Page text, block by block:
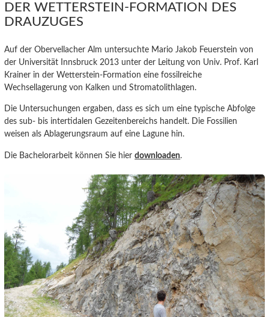
DER WETTERSTEIN-FORMATION DES
DRAUZUGES
Auf der Obervellacher Alm untersuchte Mario Jakob Feuerstein von
der Universität Innsbruck 2013 unter der Leitung von Univ. Prof. Karl
Krainer in der Wetterstein-Formation eine fossilreiche
Wechsellagerung von Kalken und Stromatolithlagen.
Die Untersuchungen ergaben, dass es sich um eine typische Abfolge
des sub- bis intertidalen Gezeitenbereichs handelt. Die Fossilien
weisen als Ablagerungsraum auf eine Lagune hin.
Die Bachelorarbeit können Sie hierdownloaden.